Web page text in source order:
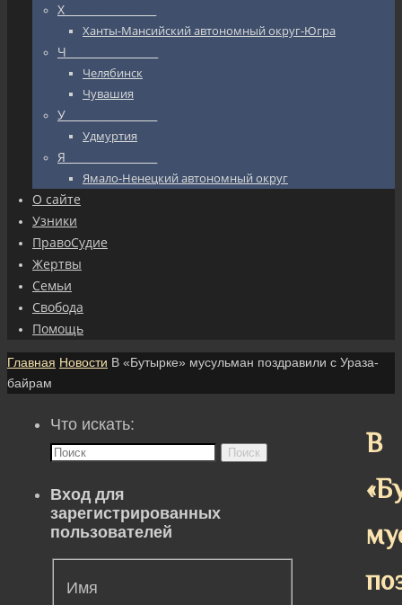
Х_________________
Ханты-Мансийский автономный округ-Югра
Ч_________________
Челябинск
Чувашия
У_________________
Удмуртия
Я_________________
Ямало-Ненецкий автономный округ
О сайте
Узники
ПравоСудие
Жертвы
Семьи
Свобода
Помощь
Главная Новости В «Бутырке» мусульман поздравили с Ураза-
байрам
В
Что искать:
Поиск
Вход для
зарегистрированных
пользователей
Имя